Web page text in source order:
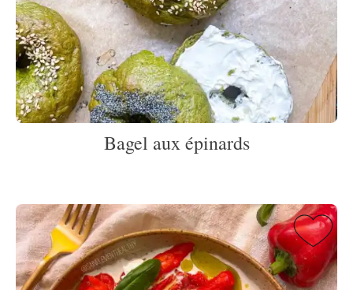
Bagel aux épinards